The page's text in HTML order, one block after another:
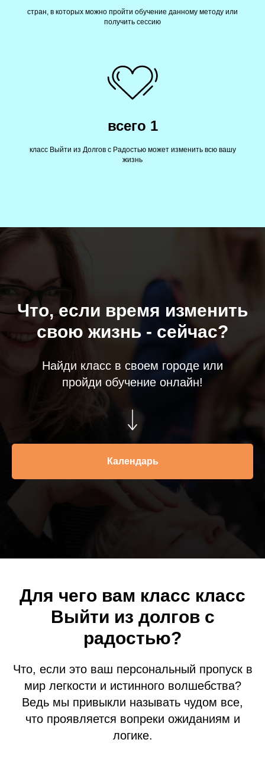
стран, в которых можно пройти обучение данному методу или
получить сессию
всего 1
класс Выйти из Долгов с Радостью может изменить всю вашу
жизнь
Что, если время изменить
свою жизнь - сейчас?
Найди класс в своем городе или
пройди обучение онлайн!
Календарь
Для чего вам класс класс
Выйти из долгов с
радостью?
Что, если это ваш персональный пропуск в
мир легкости и истинного волшебства?
Ведь мы привыкли называть чудом все,
что проявляется вопреки ожиданиям и
логике.